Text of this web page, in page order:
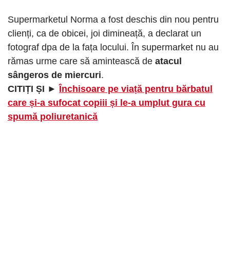
Supermarketul Norma a fost deschis din nou pentru
clienți, ca de obicei, joi dimineață, a declarat un
fotograf dpa de la fața locului. În supermarket nu au
rămas urme care să amintească de atacul
sângeros de miercuri.
CITIȚI ȘI ►Închisoare pe viață pentru bărbatul
care și-a sufocat copiii și le-a umplut gura cu
spumă poliuretanică